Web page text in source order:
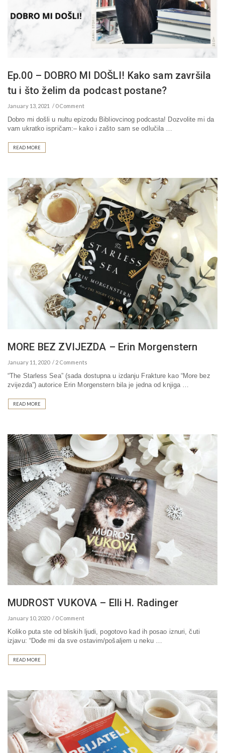
Ep.00 – DOBRO MI DOŠLI! Kako sam završila
tu i što želim da podcast postane?
January 13, 2021 0 Comment
Dobro mi došli u nultu epizodu Bibliovcinog podcasta! Dozvolite mi da
vam ukratko ispričam:– kako i zašto sam se odlučila …
READ MORE
MORE BEZ ZVIJEZDA – Erin Morgenstern
January 11, 2020 2 Comments
“The Starless Sea” (sada dostupna u izdanju Frakture kao “More bez
zvijezda”) autorice Erin Morgenstern bila je jedna od knjiga …
READ MORE
MUDROST VUKOVA – Elli H. Radinger
January 10, 2020 0 Comment
Koliko puta ste od bliskih ljudi, pogotovo kad ih posao iznuri, čuti
izjavu: “Dođe mi da sve ostavim/pošaljem u neku …
READ MORE